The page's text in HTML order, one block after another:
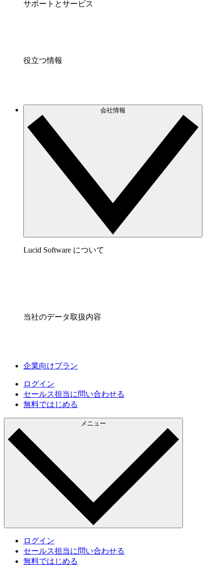
サポートとサービス
役立つ情報
会社情報
Lucid Software について
当社のデータ取扱内容
企業向けプラン
ログイン
セールス担当に問い合わせる
無料ではじめる
メニュー
ログイン
セールス担当に問い合わせる
無料ではじめる